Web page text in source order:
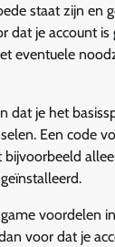
staat zijn en
dat je account
eventuele
dat je het
Een code
bijvoorbeeld
voordelen
voor dat je